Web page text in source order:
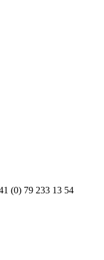
(0) 79 233 13 54